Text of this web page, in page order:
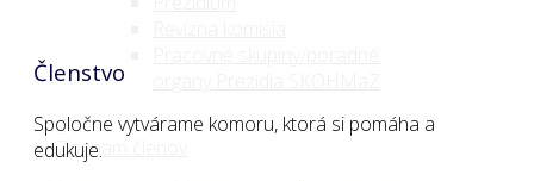
Zoznam členov
Členstvo
Spoločne vytvárame komoru, ktorá si pomáha a
edukuje.